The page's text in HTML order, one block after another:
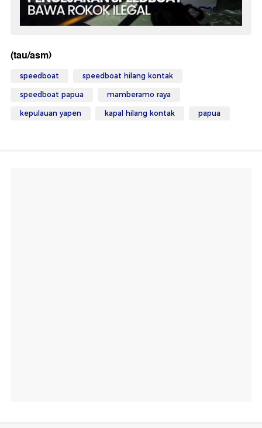
(tau/asm)
speedboat speedboat hilang kontak
speedboat papua mamberamo raya
kepulauan yapen kapal hilang kontak papua